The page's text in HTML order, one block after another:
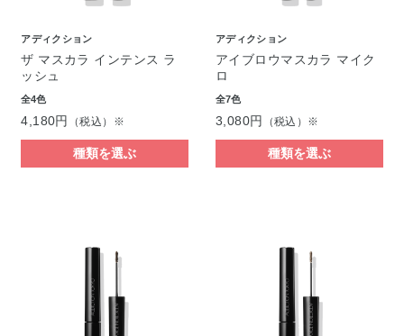
アディクション
ザ マスカラ インテンス ラ
ッシュ
全4色
4,180円 （税込）※
種類を選ぶ
アディクション
アイブロウマスカラ マイク
ロ
全7色
3,080円 （税込）※
種類を選ぶ